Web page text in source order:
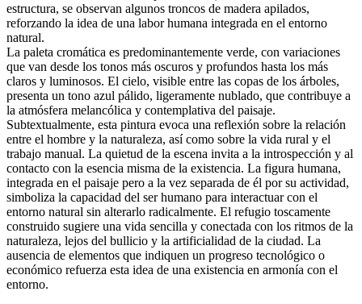
estructura, se observan algunos troncos de madera apilados,
reforzando la idea de una labor humana integrada en el entorno
natural.
La paleta cromática es predominantemente verde, con variaciones
que van desde los tonos más oscuros y profundos hasta los más
claros y luminosos. El cielo, visible entre las copas de los árboles,
presenta un tono azul pálido, ligeramente nublado, que contribuye a
la atmósfera melancólica y contemplativa del paisaje.
Subtextualmente, esta pintura evoca una reflexión sobre la relación
entre el hombre y la naturaleza, así como sobre la vida rural y el
trabajo manual. La quietud de la escena invita a la introspección y al
contacto con la esencia misma de la existencia. La figura humana,
integrada en el paisaje pero a la vez separada de él por su actividad,
simboliza la capacidad del ser humano para interactuar con el
entorno natural sin alterarlo radicalmente. El refugio toscamente
construido sugiere una vida sencilla y conectada con los ritmos de la
naturaleza, lejos del bullicio y la artificialidad de la ciudad. La
ausencia de elementos que indiquen un progreso tecnológico o
económico refuerza esta idea de una existencia en armonía con el
entorno.